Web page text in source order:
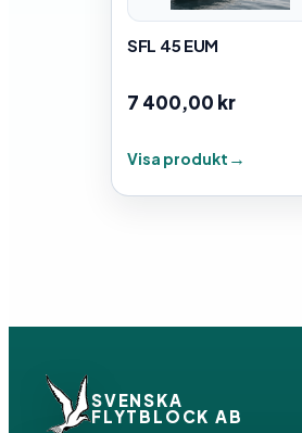
SFL 45 EUM
7 400,00 kr
Visa produkt
SVENSKA
FLYTBLOCK AB